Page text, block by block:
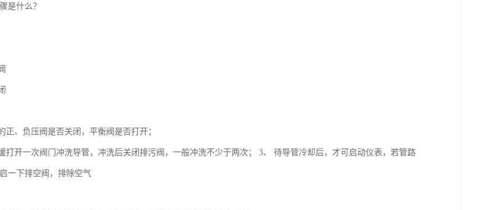
是什么？
正、负压阀是否关闭，平衡阀是否打开；
打开一次阀门冲洗导管，冲洗后关闭排污阀，一般冲洗不少于两次； 3、 待导管冷却后，才可启动仪表，若管路
一下排空阀，排除空气